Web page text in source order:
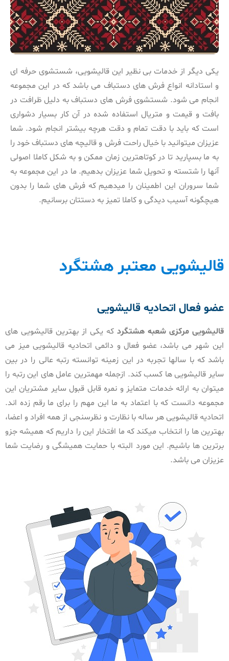
یکی دیگر از خدمات بی نظیر این قالیشویی، شستشوی حرفه ای
و استادانه انواع فرش های دستباف می باشد که در این مجموعه
انجام می شود. شستشوی فرش های دستباف به دلیل ظرافت در
بافت و قیمت و متریال استفاده شده در آن کار بسیار دشواری
است که باید با دقت تمام و دقت هرچه بیشتر انجام شود. شما
عزیزان میتوانید با خیال راحت فرش و قالیچه های دستباف خود را
به ما بسپارید تا در کوتاهترین زمان ممکن و به شکل کاملا اصولی
آنها را شتسته و تحویل شما عزیزان بدهیم. ما در این مجموعه به
شما سروران این اطمینان را میدهیم که فرش های شما را بدون
هیچگونه آسیب دیدگی و کاملا تمیز به دستتان برسانیم.
قالیشویی معتبر هشتگرد
عضو فعال اتحادیه قالیشویی
قالیشویی مرکزی شعبه هشتگرد که یکی از بهترین قالیشویی های
این شهر می باشد، عضو فعال و دائمی اتحادیه قالیشویی میز می
باشد که با سالها تجربه در این زمینه توانسته رتبه عالی را در بین
سایر قالیشویی ها کسب کند. ازجمله مهمترین عامل های این رتبه را
میتوان به ارائه خدمات متمایز و نمره قابل قبول سایر مشتریان این
مجموعه دانست که با اعتماد به ما این مهم را برای ما رقم زده اند.
اتحادیه قالیشویی هر ساله با نظارت و نظرسنجی از همه افراد و اعضا،
بهترین ها را انتخاب میکند که ما افتخار این را داریم که همیشه جزو
برترین ها باشیم. این مورد البته با حمایت همیشگی و رضایت شما
عزیزان می باشد.